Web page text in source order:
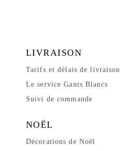
LIVRAISON
Tarifs et délais de livraison
Le service Gants Blancs
Suivi de commande
NOËL
Décorations de Noël